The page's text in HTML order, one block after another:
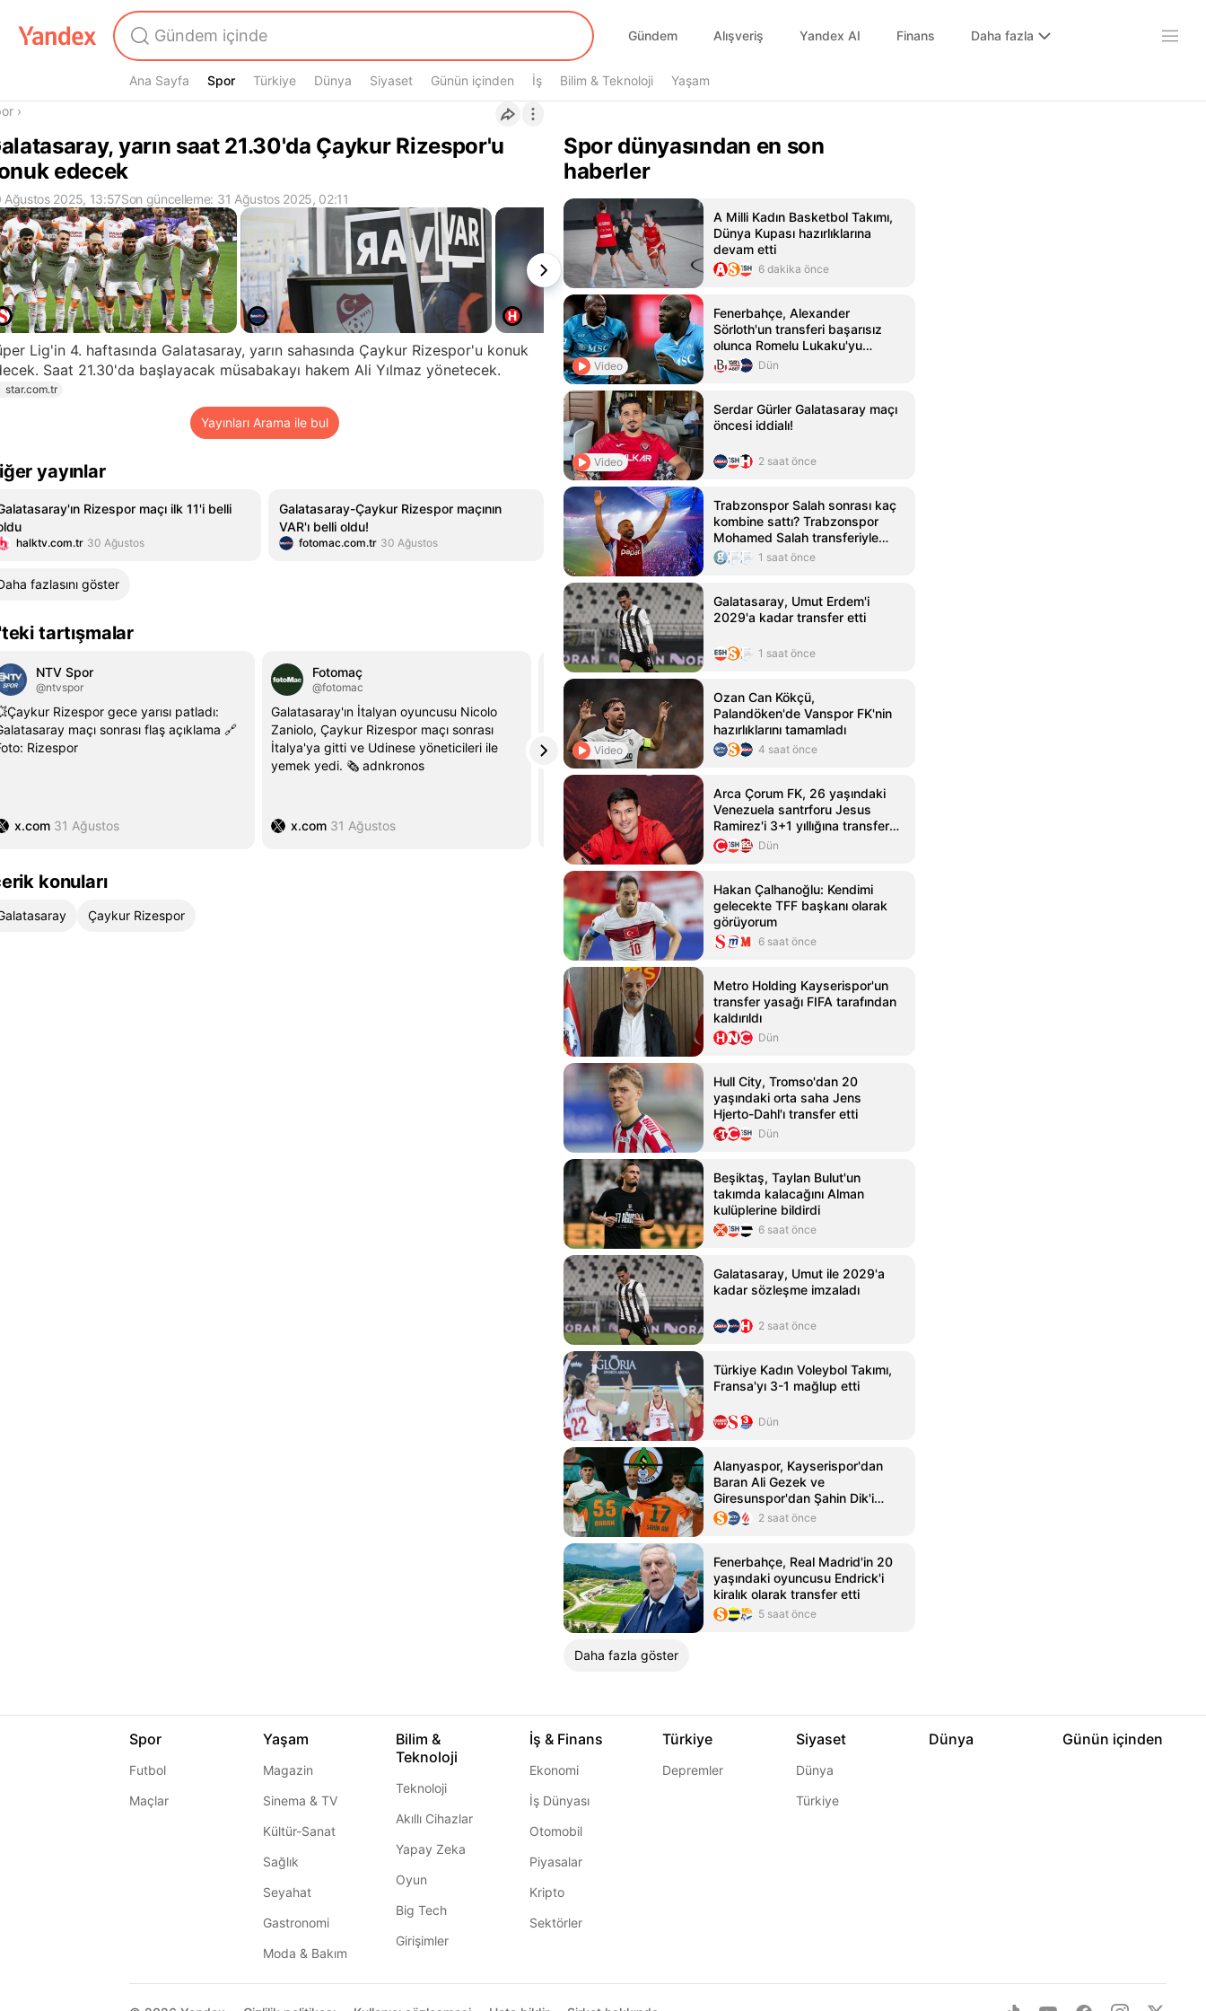
Gündem Alışveriş Yandex AI Finans Daha fazla
Ana Sayfa Spor
Spor Türkiye Dünya Siyaset Günün içinden İş Bilim & Teknoloji Yaşam
›
yarın saat 21.30'da Çaykur Rizespor'u
edecek
Ağustos 2025, 13:57Son güncelleme: 31 Ağustos 2025, 02:11
Lig'in 4. haftasında Galatasaray, yarın sahasında Çaykur Rizespor'u konuk
Saat 21.30'da başlayacak müsabakayı hakem Ali Yılmaz yönetecek.
star.com.tr
Yayınları Arama ile bul
yayınlar
Rizespor maçı ilk 11'i belli
halktv.com.tr 30 Ağustos
Galatasaray-Çaykur Rizespor maçının
VAR'ı belli oldu!
fotomac.com.tr 30 Ağustos
fazlasını göster
tartışmalar
NTV Spor
@ntvspor
Rizespor gece yarısı patladı:
maçı sonrası flaş açıklama 🔗
Rizespor
x.com 31 Ağustos
Fotomaç
@fotomac
Galatasaray'ın İtalyan oyuncusu Nicolo
Zaniolo, Çaykur Rizespor maçı sonrası
İtalya'ya gitti ve Udinese yöneticileri ile
yemek yedi. 🗞️ adnkronos
x.com 31 Ağustos
Gerçek Gündem
@gercekgundem
⚽️Ahmet Çakar'dan #Galatasaray -Çaykur
Rizespor maçı sonrası flaş yorum
⚽️'Şampiyonlar Ligi'nde elin oğlu, adamı
elek gibi yapar'
x.com 31 Ağustos
Çaykur Rizespor'dan Galatasaray Maçı
Sonrası Hakemlere Sert Tepki
x.com 30 Ağustos
konuları
Çaykur Rizespor
Spor dünyasından en son
haberler
A Milli Kadın Basketbol Takımı,
Dünya Kupası hazırlıklarına
devam etti
6 dakika önce
Video
Fenerbahçe, Alexander
Sörloth'un transferi başarısız
olunca Romelu Lukaku'yu
hedefliyor
Dün
Video
Serdar Gürler Galatasaray maçı
öncesi iddialı!
2 saat önce
Trabzonspor Salah sonrası kaç
kombine sattı? Trabzonspor
Mohamed Salah transferiyle
kombine satış rekoru kırdı
1 saat önce
Galatasaray, Umut Erdem'i
2029'a kadar transfer etti
1 saat önce
Video
Ozan Can Kökçü,
Palandöken'de Vanspor FK'nin
hazırlıklarını tamamladı
4 saat önce
Arca Çorum FK, 26 yaşındaki
Venezuela santrforu Jesus
Ramirez'i 3+1 yıllığına transfer
etti
Dün
Hakan Çalhanoğlu: Kendimi
gelecekte TFF başkanı olarak
görüyorum
6 saat önce
Metro Holding Kayserispor'un
transfer yasağı FIFA tarafından
kaldırıldı
Dün
Hull City, Tromso'dan 20
yaşındaki orta saha Jens
Hjerto-Dahl'ı transfer etti
Dün
Beşiktaş, Taylan Bulut'un
takımda kalacağını Alman
kulüplerine bildirdi
6 saat önce
Galatasaray, Umut ile 2029'a
kadar sözleşme imzaladı
2 saat önce
Türkiye Kadın Voleybol Takımı,
Fransa'yı 3-1 mağlup etti
Dün
Alanyaspor, Kayserispor'dan
Baran Ali Gezek ve
Giresunspor'dan Şahin Dik'i
transfer etti2 saat önce
Fenerbahçe, Real Madrid'in 20
yaşındaki oyuncusu Endrick'i
kiralık olarak transfer etti
5 saat önce
Daha fazla göster
Spor
Futbol
Maçlar
Yaşam
Magazin
Sinema & TV
Kültür-Sanat
Sağlık
Seyahat
Gastronomi
Moda & Bakım
Bilim &
Teknoloji
Teknoloji
Akıllı Cihazlar
Yapay Zeka
Oyun
Big Tech
Girişimler
İş & Finans
Ekonomi
İş Dünyası
Otomobil
Piyasalar
Kripto
Sektörler
Türkiye
Depremler
Siyaset
Dünya
Türkiye
Dünya Günün içinden